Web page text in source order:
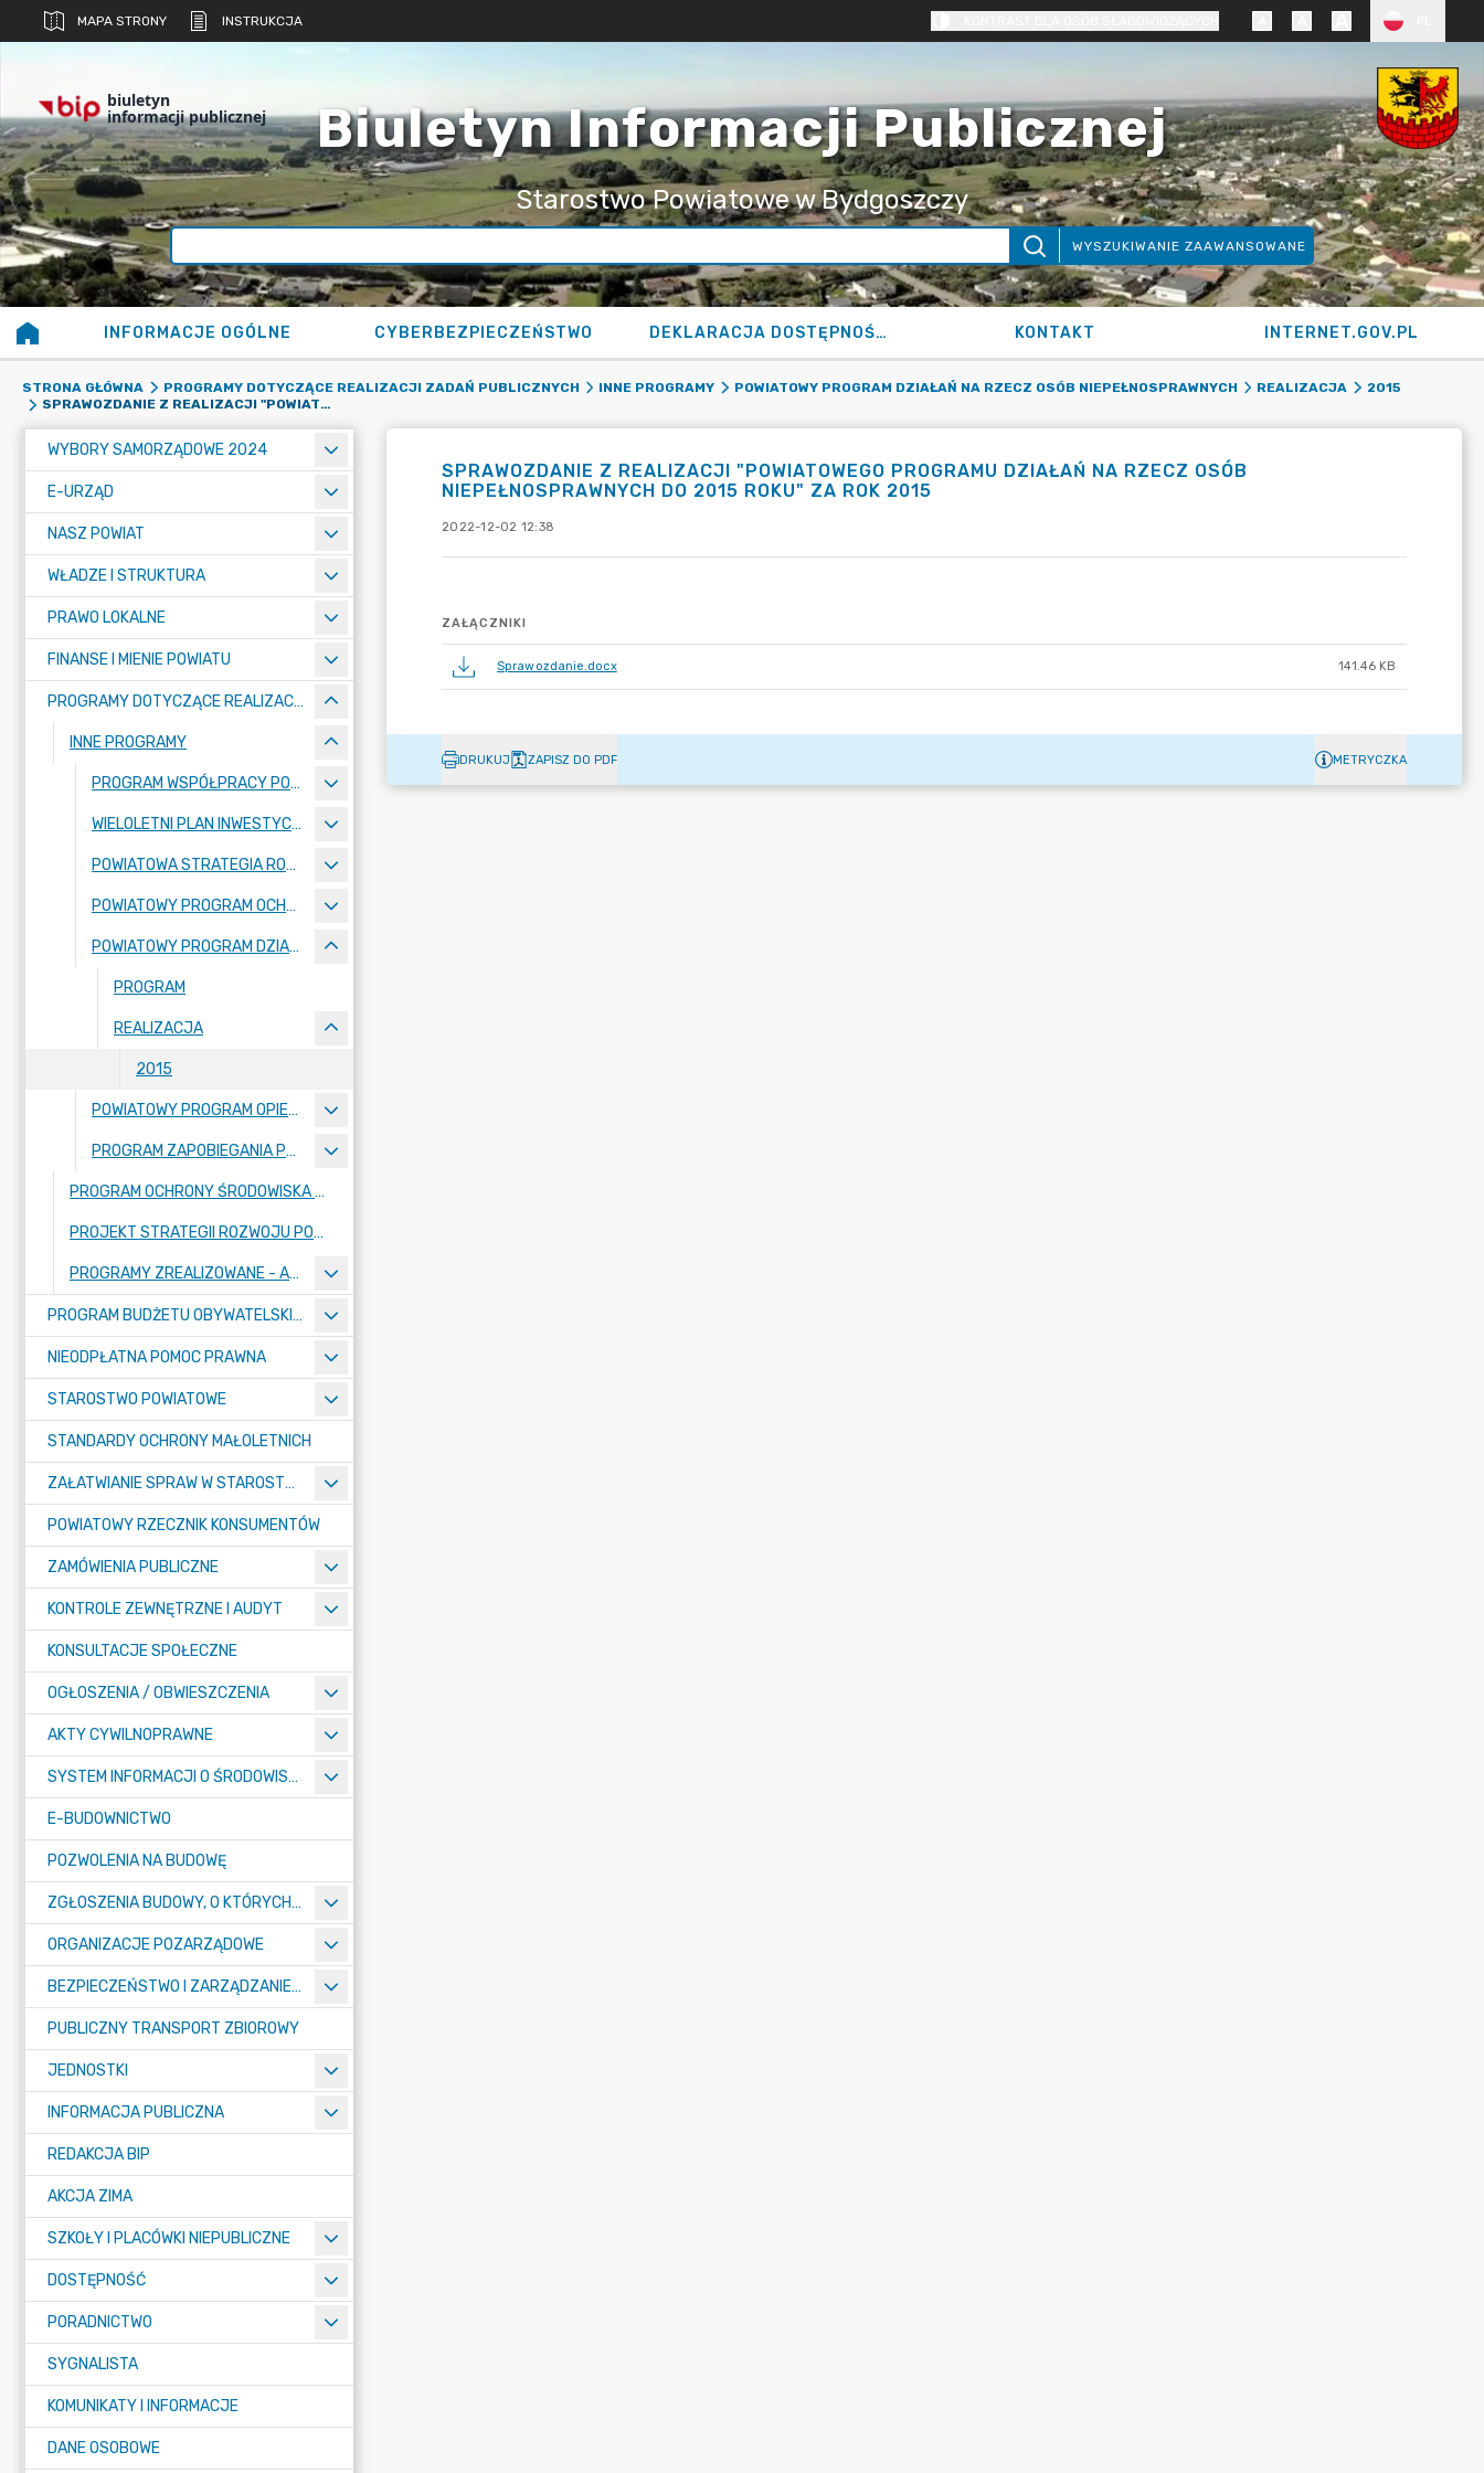
MAPA STRONY INSTRUKCJA
biuletyn
informacji publicznej Biuletyn Informacji Publicznej
Starostwo Powiatowe w Bydgoszczy
WYSZUKIWANIE ZAAWANSOWANE
INFORMACJE OGÓLNE CYBERBEZPIECZEŃSTWO DEKLARACJA DOSTĘPNOŚCI KONTAKT INTERNET.GOV.PL
STRONA GŁÓWNA PROGRAMY DOTYCZĄCE REALIZACJI ZADAŃ PUBLICZNYCH INNE PROGRAMY POWIATOWY PROGRAM DZIAŁAŃ NA RZECZ OSÓB NIEPEŁNOSPRAWNYCH REALIZACJA
2015
SPRAWOZDANIE Z REALIZACJI "POWIATOWEGO PROGRAMU DZIAŁAŃ NA RZECZ OSÓB NIEPEŁNOSPRAWNYCH DO 2015 ROKU" ZA ROK 2015
WYBORY SAMORZĄDOWE 2024
E-URZĄD
NASZ POWIAT
WŁADZE I STRUKTURA
PRAWO LOKALNE
FINANSE I MIENIE POWIATU
PROGRAMY DOTYCZĄCE REALIZACJI ZADAŃ PUBLICZNYCH
INNE PROGRAMY
PROGRAM WSPÓŁPRACY POWIATU BYDGOSKIEGO Z ORGANIZACJAMI POZARZĄDOWYMI ORAZ PODMIOTAMI, O KTÓRYCH MOWA W ART. 3 UST. 3 USTAWY Z DNIA 24 KWIETNIA 2003 R. O DZIAŁALNOŚCI POŻYTKU PUBLICZNEGO I O WOLONTARIACIE
WIELOLETNI PLAN INWESTYCYJNY
POWIATOWA STRATEGIA ROZWIĄZYWANIA PROBLEMÓW SPOŁECZNYCH
POWIATOWY PROGRAM OCHRONY ZDROWIA PSYCHICZNEGO.
POWIATOWY PROGRAM DZIAŁAŃ NA RZECZ OSÓB NIEPEŁNOSPRAWNYCH
PROGRAM
REALIZACJA
2015
POWIATOWY PROGRAM OPIEKI NAD ZABYTKAMI
PROGRAM ZAPOBIEGANIA PRZESTĘPCZOŚCI ORAZ OCHRONY BEZPIECZEŃSTWA OBYWATELI I PORZĄDKU PUBLICZNEGO
PROGRAM OCHRONY ŚRODOWISKA DLA POWIATU BYDGOSKIEGO - ZIEMSKIEGO
PROJEKT STRATEGII ROZWOJU PONADLOKALNEGO BYDGOSKIEGO OBSZARU FUNKCJONALNEGO 2035+ WRAZ Z PROGNOZĄ ODDZIAŁYWANIA NA ŚRODOWISKO
PROGRAMY ZREALIZOWANE - ARCHIWUM
PROGRAM BUDŻETU OBYWATELSKIEGO POWIATU BYDGOSKIEGO
NIEODPŁATNA POMOC PRAWNA
STAROSTWO POWIATOWE
STANDARDY OCHRONY MAŁOLETNICH
ZAŁATWIANIE SPRAW W STAROSTWIE
POWIATOWY RZECZNIK KONSUMENTÓW
ZAMÓWIENIA PUBLICZNE
KONTROLE ZEWNĘTRZNE I AUDYT
KONSULTACJE SPOŁECZNE
OGŁOSZENIA / OBWIESZCZENIA
AKTY CYWILNOPRAWNE
SYSTEM INFORMACJI O ŚRODOWISKU
E-BUDOWNICTWO
POZWOLENIA NA BUDOWĘ
ZGŁOSZENIA BUDOWY, O KTÓRYCH MOWA W ART. 29 UST. 1 PKT 1A, 2B I 19A USTAWY PRAWO BUDOWLANE
ORGANIZACJE POZARZĄDOWE
BEZPIECZEŃSTWO I ZARZĄDZANIE KRYZYSOWE
PUBLICZNY TRANSPORT ZBIOROWY
JEDNOSTKI
INFORMACJA PUBLICZNA
REDAKCJA BIP
AKCJA ZIMA
SZKOŁY I PLACÓWKI NIEPUBLICZNE
DOSTĘPNOŚĆ
PORADNICTWO
SYGNALISTA
KOMUNIKATY I INFORMACJE
DANE OSOBOWE
SPRAWOZDANIE Z REALIZACJI "POWIATOWEGO PROGRAMU DZIAŁAŃ NA RZECZ OSÓB
NIEPEŁNOSPRAWNYCH DO 2015 ROKU" ZA ROK 2015
2022-12-02 12:38
ZAŁĄCZNIKI
Sprawozdanie.docx 141.46 KB
DRUKUJ ZAPISZ DO PDF METRYCZKA